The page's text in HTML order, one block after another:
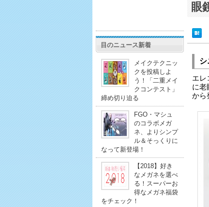
目のニュース新着
メイクテクニッ
クを投稿しよ
う！「二重メイ
クコンテスト」
締め切り迫る
FGO・マシュ
のコラボメガ
ネ、よりシンプ
ル＆そっくりに
なって新登場！
【2018】好き
なメガネを選べ
る！スーパーお
得なメガネ福袋
をチェック！
眼
シ
エレ
に老
から